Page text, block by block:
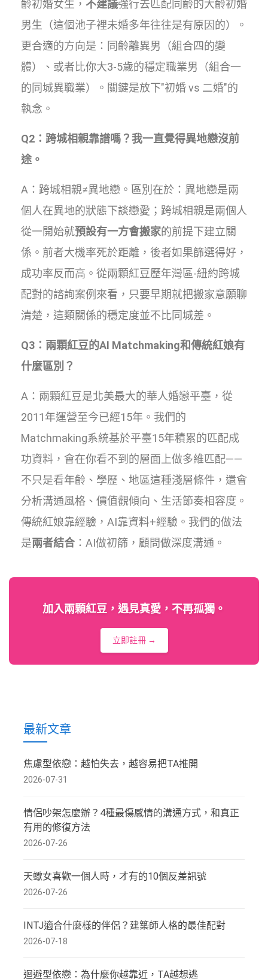
齡初婚女生， 不建議強行去匹配同齡的大齡初婚
男生（這個池子裡未婚多年往往是有原因的）。
更合適的方向是：同齡離異男（組合四的變
體）、或者比你大3-5歲的穩定職業男（組合一
的同城異職業）。關鍵是放下"初婚 vs 二婚"的
執念。
Q2：跨城相親靠譜嗎？我一直覺得異地戀沒前
途。
A：跨城相親≠異地戀。區別在於：異地戀是兩
個人在異地的狀態下談戀愛；跨城相親是兩個人
從一開始就預設有一方會搬家的前提下建立關
係。前者大機率死於距離，後者如果篩選得好，
成功率反而高。從兩顆紅豆歷年灣區-紐約跨城
配對的諮詢案例來看，只要早期就把搬家意願聊
清楚，這類關係的穩定度並不比同城差。
Q3：兩顆紅豆的AI Matchmaking和傳統紅娘有
什麼區別？
A：兩顆紅豆是北美最大的華人婚戀平臺，從
2011年運營至今已經15年。我們的
Matchmaking系統基於平臺15年積累的匹配成
功資料，會在你看不到的層面上做多維匹配——
不只是看年齡、學歷、地區這種淺層條件，還會
分析溝通風格、價值觀傾向、生活節奏相容度。
傳統紅娘靠經驗，AI靠資料+經驗。我們的做法
是兩者結合 ：AI做初篩，顧問做深度溝通。
加入兩顆紅豆，遇見真愛，不再孤獨。
立即註冊 →
最新文章
焦慮型依戀：越怕失去，越容易把TA推開
2026-07-31
情侶吵架怎麼辦？4種最傷感情的溝通方式，和真正
有用的修復方法
2026-07-26
天蠍女喜歡一個人時，才有的10個反差訊號
2026-07-26
INTJ適合什麼樣的伴侶？建築師人格的最佳配對
2026-07-18
迴避型依戀：為什麼你越靠近，TA越想逃